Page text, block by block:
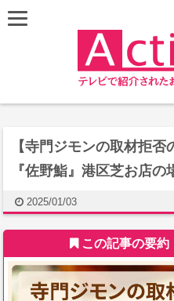
【寺門ジモンの取材拒
『佐野鮨』港区芝お店
2025/01/03
この記事の要約